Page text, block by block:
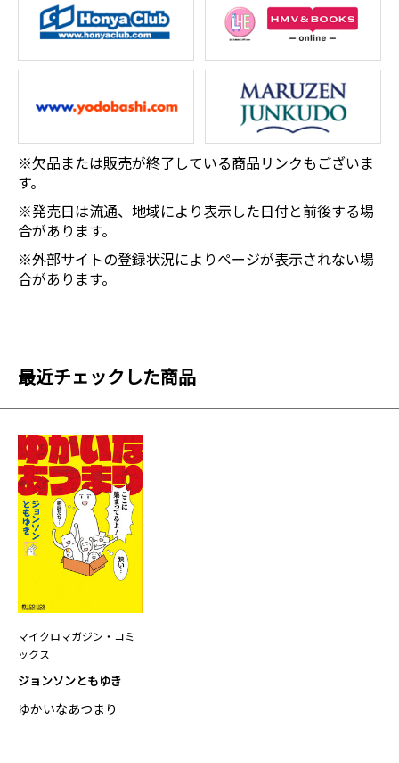
※欠品または販売が終了している商品リンクもございま
す。
※発売日は流通、地域により表示した日付と前後する場
合があります。
※外部サイトの登録状況によりページが表示されない場
合があります。
最近チェックした商品
マイクロマガジン・コミ
ックス
ジョンソンともゆき
ゆかいなあつまり